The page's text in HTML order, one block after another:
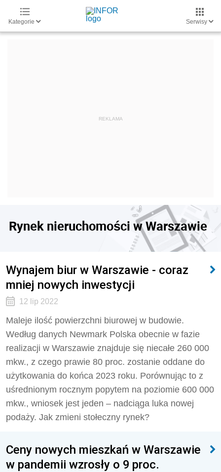
Kategorie Serwisy
Rynek nieruchomości w Warszawie
Wynajem biur w Warszawie - coraz
mniej nowych inwestycji
12 lip 2022
Maleje ilość powierzchni biurowej w budowie.
Według danych Newmark Polska obecnie w fazie
realizacji w Warszawie znajduje się niecałe 260 000
mkw., z czego prawie 80 proc. zostanie oddane do
użytkowania do końca 2023 roku. Porównując to z
uśrednionym rocznym popytem na poziomie 600 000
mkw., wniosek jest jeden – nadciąga luka nowej
podaży. Jak zmieni stołeczny rynek?
Ceny nowych mieszkań w Warszawie
w pandemii wzrosły o 9 proc.